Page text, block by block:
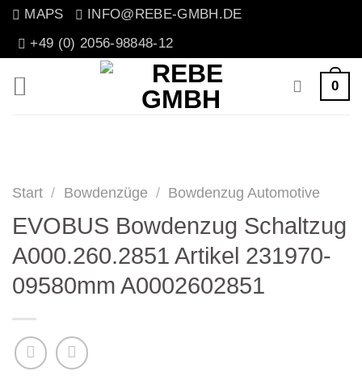
Zum
Inhalt
MAPS
INFO@REBE-GMBH.DE
+49 (0) 2056-98848-12
0
Start / Bowdenzüge / Bowdenzug Automotive
EVOBUS Bowdenzug Schaltzug
A000.260.2851 Artikel 231970-
09580mm A0002602851